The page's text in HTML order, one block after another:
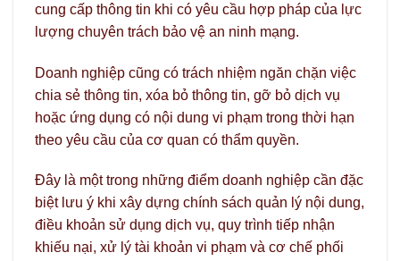
cung cấp thông tin khi có yêu cầu hợp pháp của lực
lượng chuyên trách bảo vệ an ninh mạng.
Doanh nghiệp cũng có trách nhiệm ngăn chặn việc
chia sẻ thông tin, xóa bỏ thông tin, gỡ bỏ dịch vụ
hoặc ứng dụng có nội dung vi phạm trong thời hạn
theo yêu cầu của cơ quan có thẩm quyền.
Đây là một trong những điểm doanh nghiệp cần đặc
biệt lưu ý khi xây dựng chính sách quản lý nội dung,
điều khoản sử dụng dịch vụ, quy trình tiếp nhận
khiếu nại, xử lý tài khoản vi phạm và cơ chế phối